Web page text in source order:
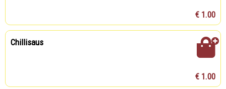
€ 1.00
Chillisaus
€ 1.00